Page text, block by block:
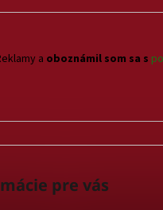
a oboznámil som sa s
pre vás